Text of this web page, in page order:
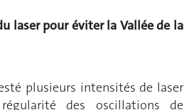
laser pour éviter la Vallée de la
plusieurs intensités de laser
des oscillations de